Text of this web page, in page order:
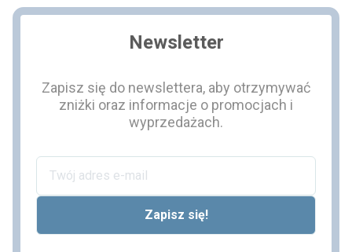
Newsletter
Zapisz się do newslettera, aby otrzymywać
zniżki oraz informacje o promocjach i
wyprzedażach.